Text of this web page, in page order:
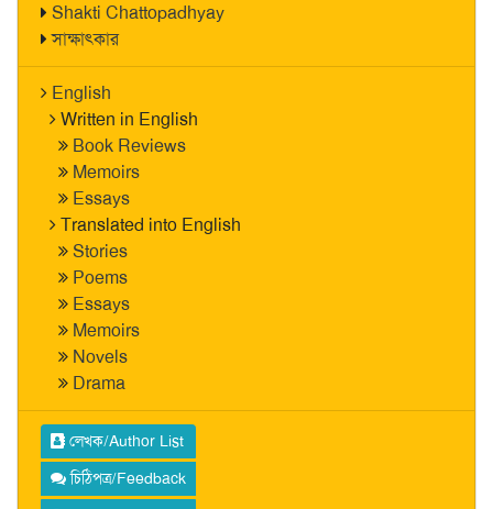
Shakti Chattopadhyay
সাক্ষাৎকার
English
Written in English
Book Reviews
Memoirs
Essays
Translated into English
Stories
Poems
Essays
Memoirs
Novels
Drama
লেখক/Author List
চিঠিপত্র/Feedback